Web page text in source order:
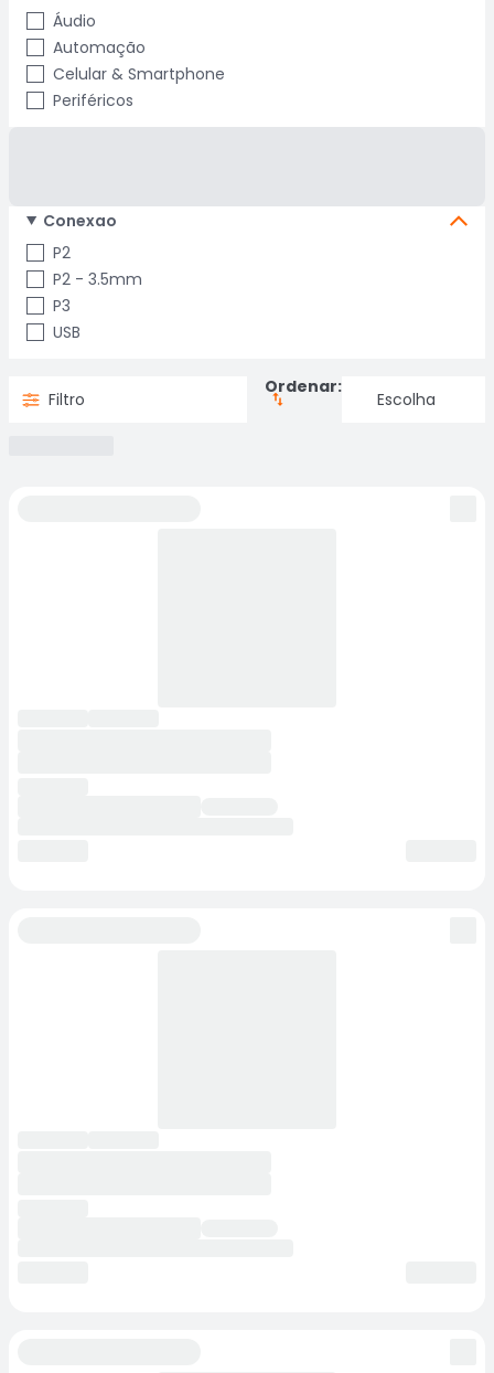
Áudio
Automação
Celular & Smartphone
Periféricos
Conexao
P2
P2 - 3.5mm
P3
USB
Filtro
Ordenar: